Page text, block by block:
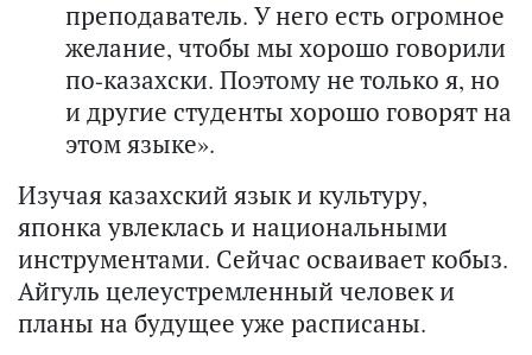
преподаватель. У него есть огромное
желание, чтобы мы хорошо говорили
по-казахски. Поэтому не только я, но
и другие студенты хорошо говорят на
этом языке».
Изучая казахский язык и культуру,
японка увлеклась и национальными
инструментами. Сейчас осваивает кобыз.
Айгуль целеустремленный человек и
планы на будущее уже расписаны.